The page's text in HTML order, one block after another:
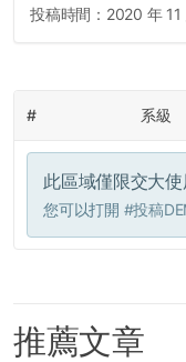
投稿時間： 2020 年
# 系級
此區域僅限交大
您可以打開 #投稿
推薦文章